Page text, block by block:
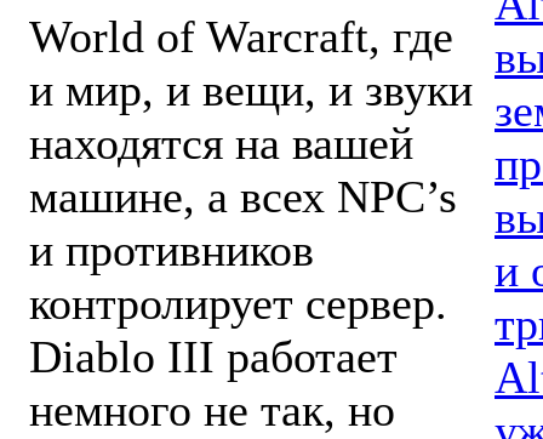
World of Warcraft, где
и мир, и вещи, и звуки
находятся на вашей
машине, а всех NPC’s
и противников
контролирует сервер.
Diablo III работает
немного не так, но
и